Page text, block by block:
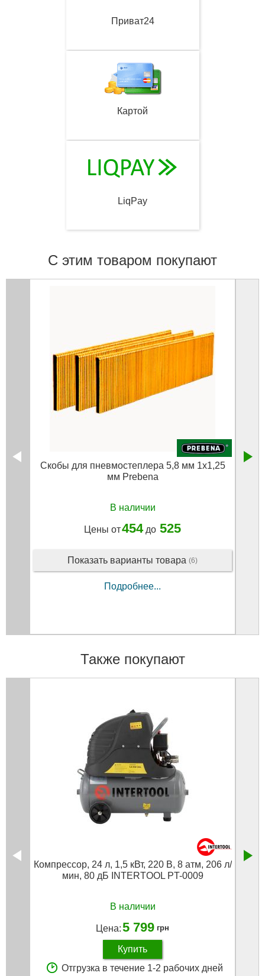
Приват24
Картой
LiqPay
С этим товаром покупают
Скобы для пневмостеплера 5,8 мм 1x1,25
мм Prebena
В наличии
Цены от454до 525
Показать варианты товара (6)
Подробнее...
Также покупают
Компрессор, 24 л, 1,5 кВт, 220 В, 8 атм, 206 л/
мин, 80 дБ INTERTOOL PT-0009
В наличии
Цена:5 799 грн
Купить
Отгрузка в течение 1-2 рабочих дней